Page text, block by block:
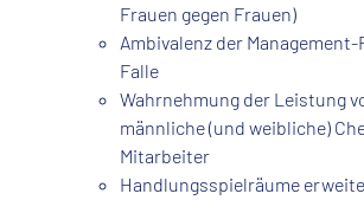
Frauen gegen Frauen)
Ambivalenz der Management-
Falle
Wahrnehmung der Leistung
männliche (und weibliche)
Mitarbeiter
Handlungsspielräume